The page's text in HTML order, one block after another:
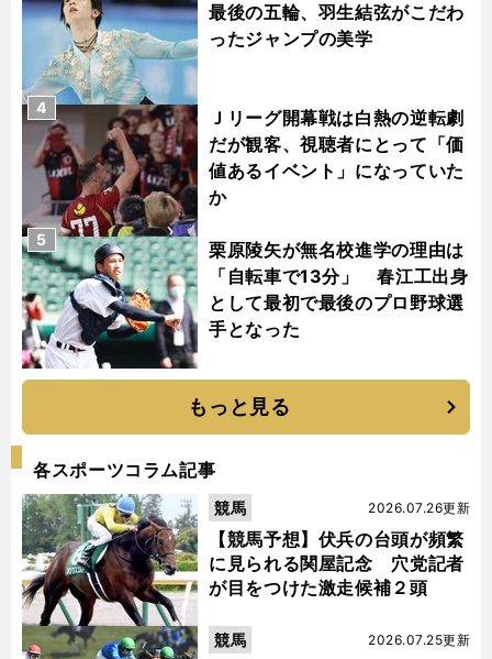
最後の五輪、羽生結弦がこだわ
ったジャンプの美学
Ｊリーグ開幕戦は白熱の逆転劇
だが観客、視聴者にとって「価
値あるイベント」になっていた
か
4
栗原陵矢が無名校進学の理由は
「自転車で13分」 春江工出身
として最初で最後のプロ野球選
手となった
5
もっと見る
各スポーツコラム記事
【競馬予想】伏兵の台頭が頻繁
に見られる関屋記念 穴党記者
が目をつけた激走候補２頭
2026.07.26更新
競馬
2026.07.25更新
競馬